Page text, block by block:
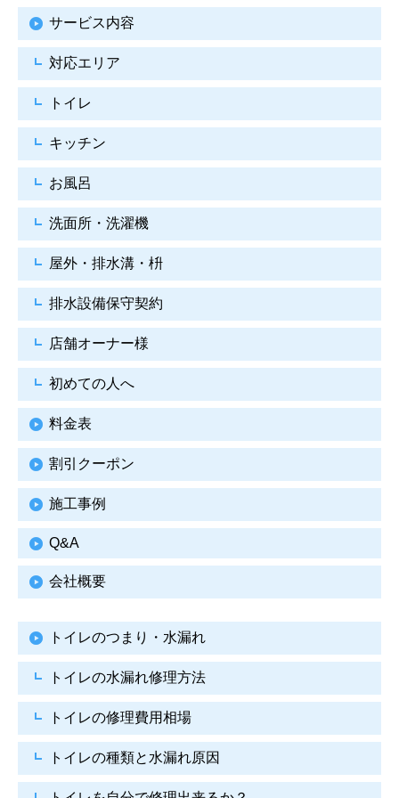
サービス内容
対応エリア
トイレ
キッチン
お風呂
洗面所・洗濯機
屋外・排水溝・枡
排水設備保守契約
店舗オーナー様
初めての人へ
料金表
割引クーポン
施工事例
Q&A
会社概要
トイレのつまり・水漏れ
トイレの水漏れ修理方法
トイレの修理費用相場
トイレの種類と水漏れ原因